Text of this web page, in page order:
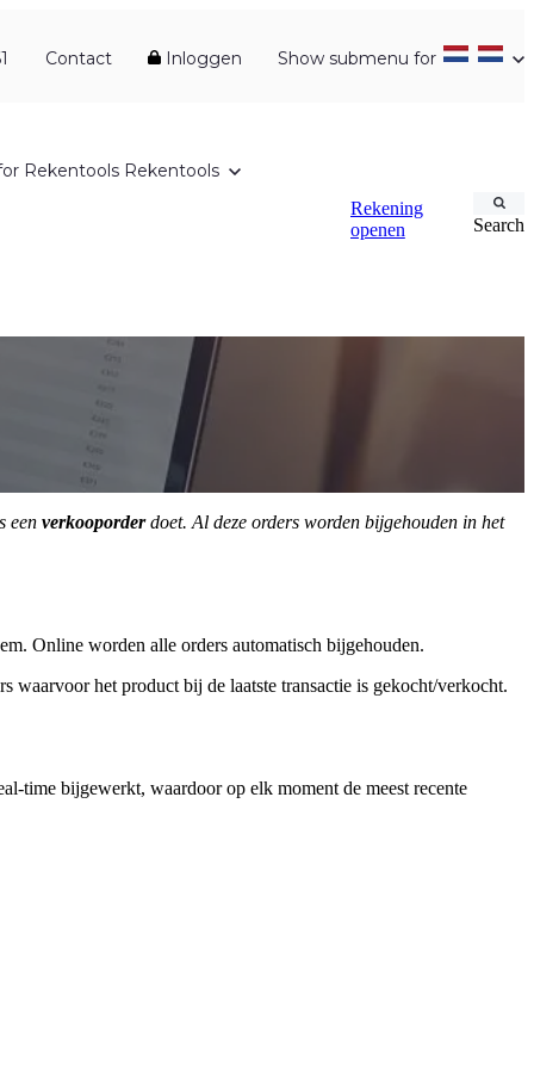
Contact Inloggen Show submenu for
Rekentools Rekentools
Rekening
openen
Search
een verkooporderdoet. Al deze orders worden bijgehouden in het
Online worden alle orders automatisch bijgehouden.
waarvoor het product bij de laatste transactie is gekocht/verkocht.
time bijgewerkt, waardoor op elk moment de meest recente